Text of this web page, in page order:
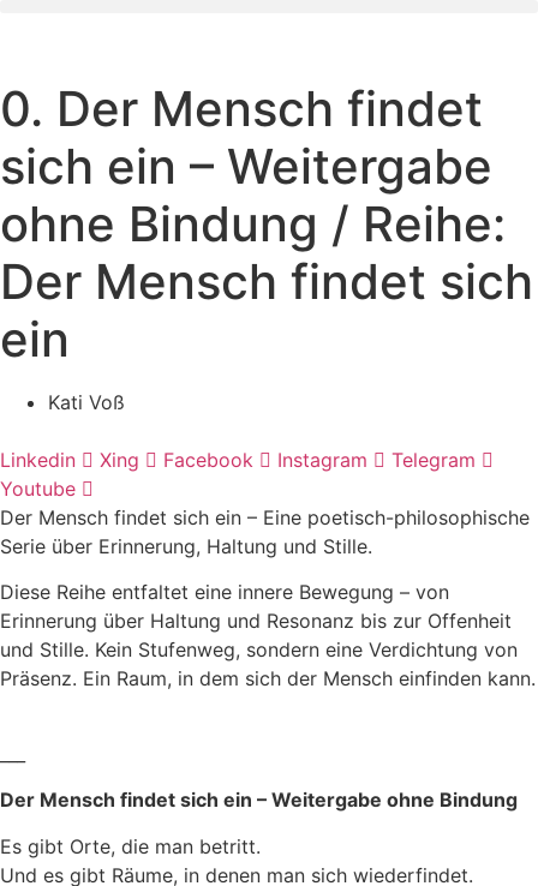
0. Der Mensch findet
sich ein – Weitergabe
ohne Bindung / Reihe:
Der Mensch findet sich
ein
Kati Voß
Linkedin Xing Facebook Instagram
Telegram
Youtube
Der Mensch findet sich ein – Eine poetisch-philosophische
Serie über Erinnerung, Haltung und Stille.
Diese Reihe entfaltet eine innere Bewegung – von
Erinnerung über Haltung und Resonanz bis zur Offenheit
und Stille. Kein Stufenweg, sondern eine Verdichtung von
Präsenz. Ein Raum, in dem sich der Mensch einfinden kann.
Der Mensch findet sich ein – Weitergabe ohne Bindung
Es gibt Orte, die man betritt.
Und es gibt Räume, in denen man sich wiederfindet.